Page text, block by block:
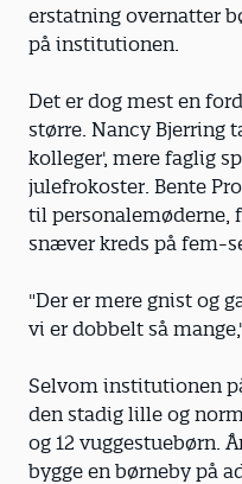
erstatning overnatter
på institutionen.
Det er dog mest en
større. Nancy Bjerring
kolleger', mere faglig
julefrokoster. Bente
til personalemøderne,
snæver kreds på fem-
"Der er mere gnist og
vi er dobbelt så
Selvom institutionen
den stadig lille og
og 12 vuggestuebørn.
bygge en børneby på